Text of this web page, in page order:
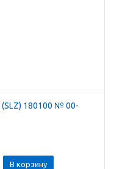
180100 № 00-
В корзину